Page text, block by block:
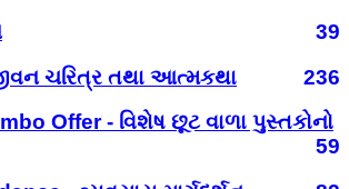
39
ચરિત્ર તથા આત્મકથા
236
Offer - વિશેષ છૂટ વાળા પુસ્તકોનો
59